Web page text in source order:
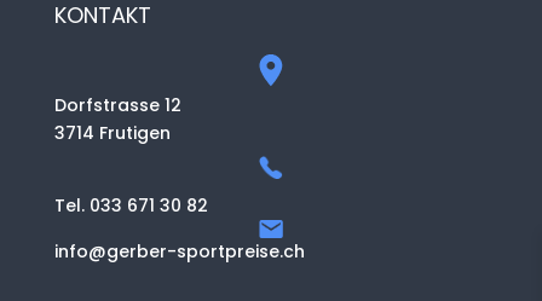
KONTAKT
Dorfstrasse 12
3714 Frutigen
Tel. 033 671 30 82
info@gerber-sportpreise.ch